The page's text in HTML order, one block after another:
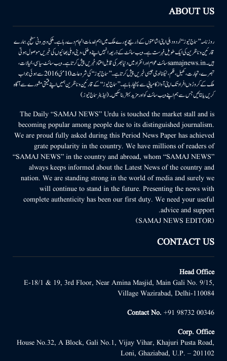
ABOUT US
روزنامہ ’’سماج نیوز‘‘ اُردو دہلی اپنی اشاعتوں کے ذریعے پورے ملک میں اہم خدمات انجام دے رہا ہے۔ ملکی وبیرونی سطح پر ہمارے
قارئین وناظرین کی ایک طویل فہرست ہے۔ ویب سائٹ کے ذریعہ انہیں اپنے وطنی، دینی وملی بھائیوں کی خبریں موصول ہوتی
ہیں۔samajnews.inسائٹ عوام اور انفراد میں دنیا بھر کی قابل اعتماد خبریں پیش کرتا ہے۔ ویب سائٹ سیاسی، خیالات،
تبصرے، تجارت، کھیل، فلم، ٹیکنالوجی جیسی خبریں پیش کرتا ہے۔ ’’سماج نیوز‘‘ کی شروعات 10مئی 2016 سے ہوئی جو اب
ملک کے کروڑوں افراد تک اپنی آواز کامیابی سے پہنچا رہا ہے۔ ’’سماج نیوز‘‘ کے قارئین وناظرین ہمیں اپنے قیمتی مشورے سے آگاہ
کریں یا بتائیں جس سے ہم اپنے ویب سائٹ کو اور مزید بہتر بناسکیں۔ (ایڈیٹر سماج نیوز)
The Daily “SAMAJ NEWS” Urdu is touched the market stall and is
becoming popular among people due to its distinguished journalism.
We are proud fully asked during this Period News Paper has achieved
grate popularity in the country. We have millions of readers of
“SAMAJ NEWS” in the country and abroad, whom “SAMAJ NEWS”
always keeps informed about the Latest News of the country and
nation. We are standing strong in the world of media and surely we
will continue to stand in the future. Presenting the news with
complete authenticity has been our first duty. We need your useful
advice and support.
(SAMAJ NEWS EDITOR)
CONTACT US
Head Office
E-18/1 & 19, 3rd Floor, Near Amina Masjid, Main Gali No. 9/15,
Village Wazirabad, Delhi-110084
Contact No. +91 98732 00346
Corp. Office
House No.32, A Block, Gali No.1, Vijay Vihar, Khajuri Pusta Road,
Loni, Ghaziabad, U.P. – 201102